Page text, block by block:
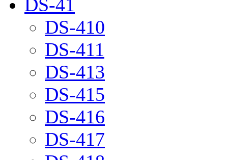
DS-41
DS-410
DS-411
DS-413
DS-415
DS-416
DS-417